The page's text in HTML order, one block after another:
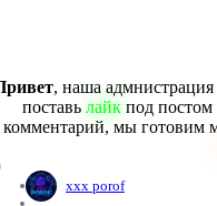
, наша адмнистрация
поставь лайкпод постом
комментарий, мы готовим
xxx porof